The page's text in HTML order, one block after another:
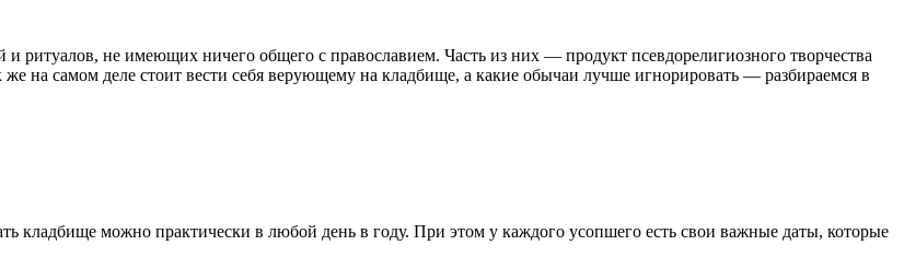
ритуалов, не имеющих ничего общего с православием. Часть из них — продукт псевдорелигиозного творчества
на самом деле стоит вести себя верующему на кладбище, а какие обычаи лучше игнорировать — разбираемся в
кладбище можно практически в любой день в году. При этом у каждого усопшего есть свои важные даты, которые